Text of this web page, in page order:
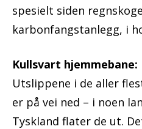
spesielt siden
karbonfangstanlegg, i
Kullsvart hjemmebane:
Utslippene i de aller
er på vei ned – i noen
Tyskland flater de ut.